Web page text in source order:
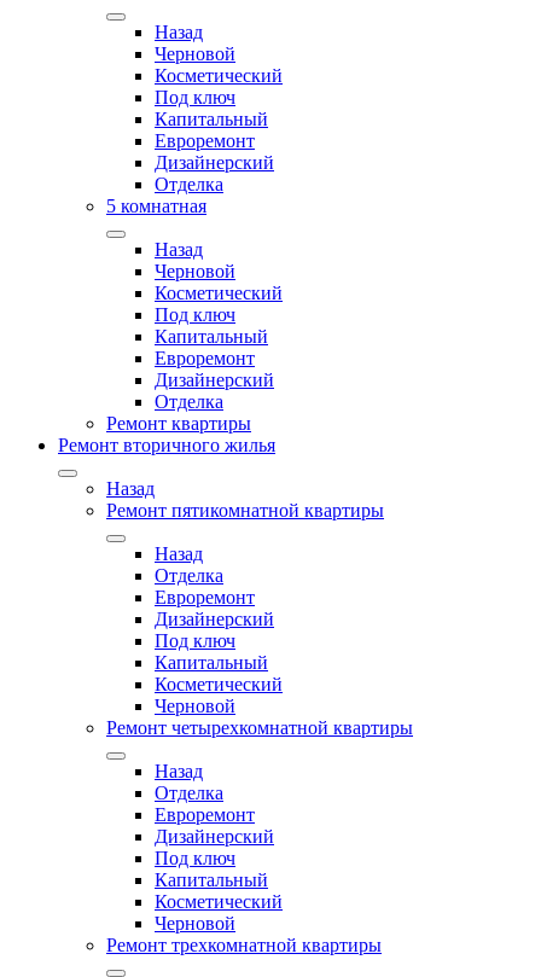
Назад
Черновой
Косметический
Под ключ
Капитальный
Евроремонт
Дизайнерский
Отделка
5 комнатная
Назад
Черновой
Косметический
Под ключ
Капитальный
Евроремонт
Дизайнерский
Отделка
Ремонт квартиры
Ремонт вторичного жилья
Назад
Ремонт пятикомнатной квартиры
Назад
Отделка
Евроремонт
Дизайнерский
Под ключ
Капитальный
Косметический
Черновой
Ремонт четырехкомнатной квартиры
Назад
Отделка
Евроремонт
Дизайнерский
Под ключ
Капитальный
Косметический
Черновой
Ремонт трехкомнатной квартиры